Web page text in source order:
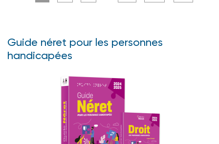
Guide néret pour les personnes
handicapées